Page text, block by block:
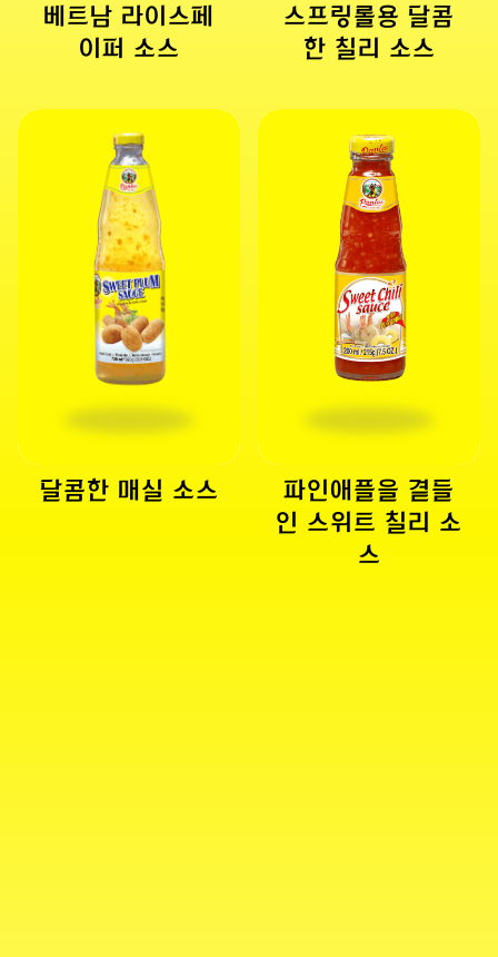
베트남 라이스페
이퍼 소스
스프링롤용 달콤
한 칠리 소스
달콤한 매실 소스
파인애플을 곁들
인 스위트 칠리 소
스